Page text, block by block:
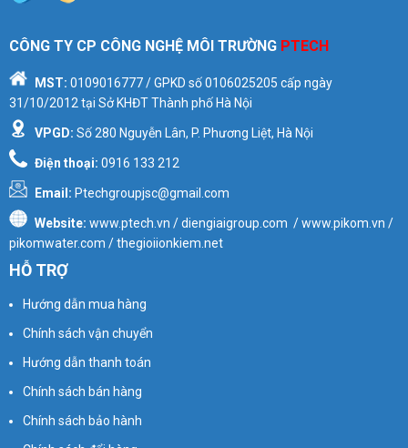
CÔNG TY CP CÔNG NGHỆ MÔI TRƯỜNG PTECH
MST: 0109016777/ GPKD số0106025205 cấp ngày
31/10/2012 tại Sở KHĐT Thành phố Hà Nội
VPGD: Số 280 Nguyễn Lân, P. Phương Liệt, Hà Nội
Điện thoại: 0916 133 212
Email: Ptechgroupjsc@gmail.com
Website: www.ptech.vn / diengiaigroup.com / www.pikom.vn /
pikomwater.com / thegioiionkiem.net
HỖ TRỢ
Hướng dẫn mua hàng
Chính sách vận chuyển
Hướng dẫn thanh toán
Chính sách bán hàng
Chính sách bảo hành